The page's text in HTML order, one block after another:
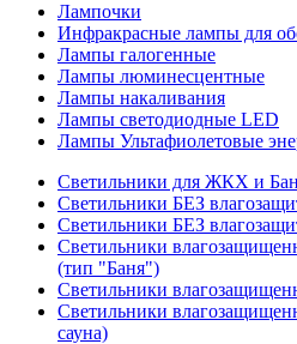
Лампочки
Инфракрасные лампы для
Лампы галогенные
Лампы люминесцентные
Лампы накаливания
Лампы светодиодные LED
Лампы Ультафиолетовые
Светильники для ЖКХ и
Светильники БЕЗ
Светильники БЕЗ
Светильники
(тип "Баня")
Светильники
Светильники
сауна)